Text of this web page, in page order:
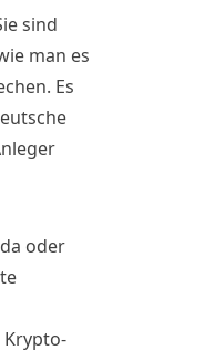
sind
man es
Es
oder